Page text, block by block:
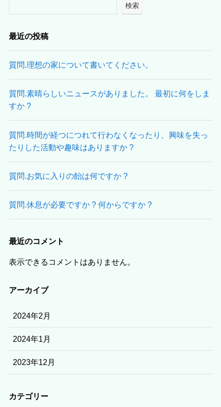
検索
最近の投稿
質問.理想の家について書いてください。
質問.素晴らしいニュースがありました。 最初に何をしま
すか ?
質問.時間が経つにつれて行わなくなったり、興味を失っ
たりした活動や趣味はありますか ?
質問.お気に入りの飴は何ですか ?
質問.休息が必要ですか ? 何からですか ?
最近のコメント
表示できるコメントはありません。
アーカイブ
2024年2月
2024年1月
2023年12月
カテゴリー